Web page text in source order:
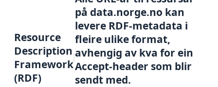
Resource
Description
Framework
(RDF)
på data.norge.no kan
levere RDF-metadata i
fleire ulike format,
avhengig av kva for ein
Accept-header som blir
sendt med.